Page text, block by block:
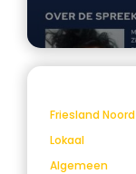
Friesland Noord
Lokaal
Algemeen